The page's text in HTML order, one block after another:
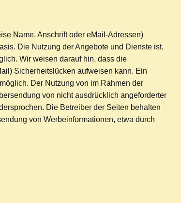
Name, Anschrift oder eMail-Adressen)
Die Nutzung der Angebote und Dienste ist,
Wir weisen darauf hin, dass die
Sicherheitslücken aufweisen kann. Ein
Der Nutzung von im Rahmen der
von nicht ausdrücklich angeforderter
Die Betreiber der Seiten behalten
von Werbeinformationen, etwa durch